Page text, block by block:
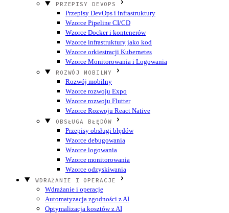
PRZEPISY DEVOPS
Przepisy DevOps i infrastruktury
Wzorce Pipeline CI/CD
Wzorce Docker i kontenerów
Wzorce infrastruktury jako kod
Wzorce orkiestracji Kubernetes
Wzorce Monitorowania i Logowania
ROZWÓJ MOBILNY
Rozwój mobilny
Wzorce rozwoju Expo
Wzorce rozwoju Flutter
Wzorce Rozwoju React Native
OBSŁUGA BŁĘDÓW
Przepisy obsługi błędów
Wzorce debugowania
Wzorce logowania
Wzorce monitorowania
Wzorce odzyskiwania
WDRAŻANIE I OPERACJE
Wdrażanie i operacje
Automatyzacja zgodności z AI
Optymalizacja kosztów z AI